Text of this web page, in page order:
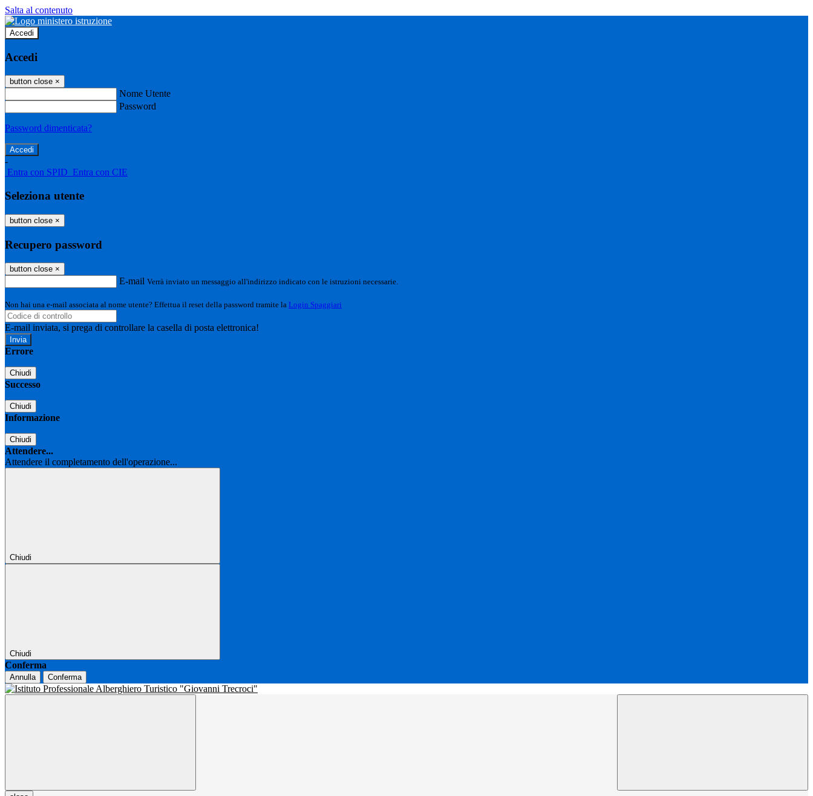
Salta al contenuto
Accedi
Accedi
button close ×
Nome Utente
Password
Password dimenticata?
-
Entra con SPID Entra con CIE
Seleziona utente
button close ×
Recupero password
button close ×
E-mail Verrà inviato un messaggio all'indirizzo indicato con le istruzioni necessarie.
Non hai una e-mail associata al nome utente? Effettua il reset della password tramite la Login Spaggiari
E-mail inviata, si prega di controllare la casella di posta elettronica!
Errore
Chiudi
Successo
Chiudi
Informazione
Chiudi
Attendere...
Attendere il completamento dell'operazione...
Chiudi
Chiudi
Conferma
Annulla Conferma